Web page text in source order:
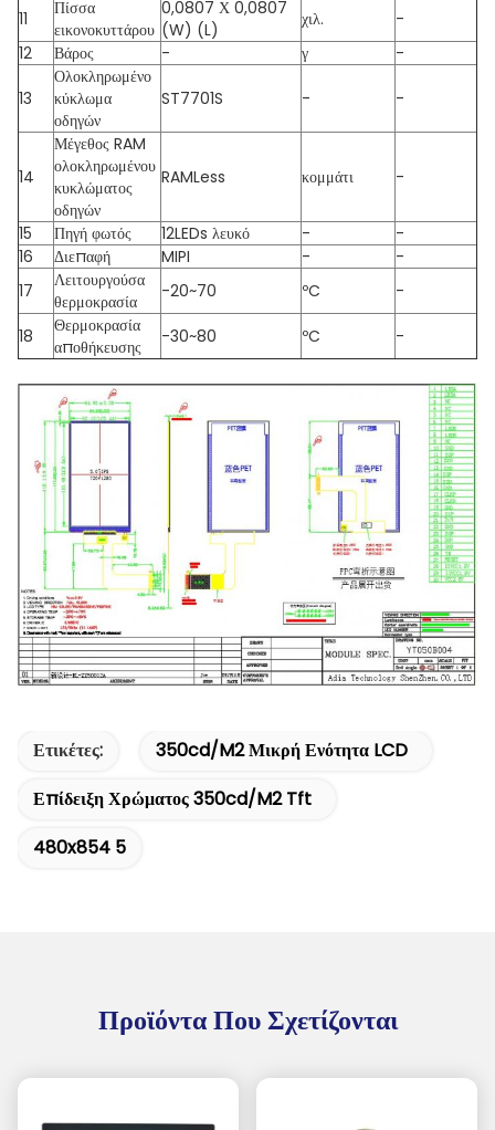
11
Πίσσα
εικονοκυττάρου
0,0807 Χ 0,0807
(W) (L)
χιλ.
-
12
Βάρος - γ -
13
Ολοκληρωμένο
κύκλωμα
οδηγών
ST7701S - -
14
Μέγεθος RAM
ολοκληρωμένου
κυκλώματος
οδηγών
RAMLess κομμάτι -
15 Πηγή φωτός 12LEDs λευκό -
-
16
Διεπαφή MIPI -
-
17
Λειτουργούσα
θερμοκρασία
-20~70 ºC -
18
Θερμοκρασία
αποθήκευσης
-30~80 ºC -
Ετικέτες:
350cd/m2 Μικρή Ενότητα LCD
Επίδειξη Χρώματος 350cd/m2 Tft
480x854 5
Προϊόντα Που Σχετίζονται